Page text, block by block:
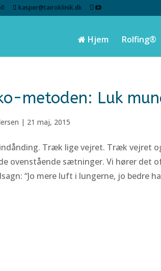
kasper@tairoklinik.dk
Hjem Rolfing®
metoden: Luk
| 21 maj, 2015
Træk lige vejret. Træk vejret
ovenstående sætninger. Vi hører det
“Jo mere luft i lungerne, jo bedre